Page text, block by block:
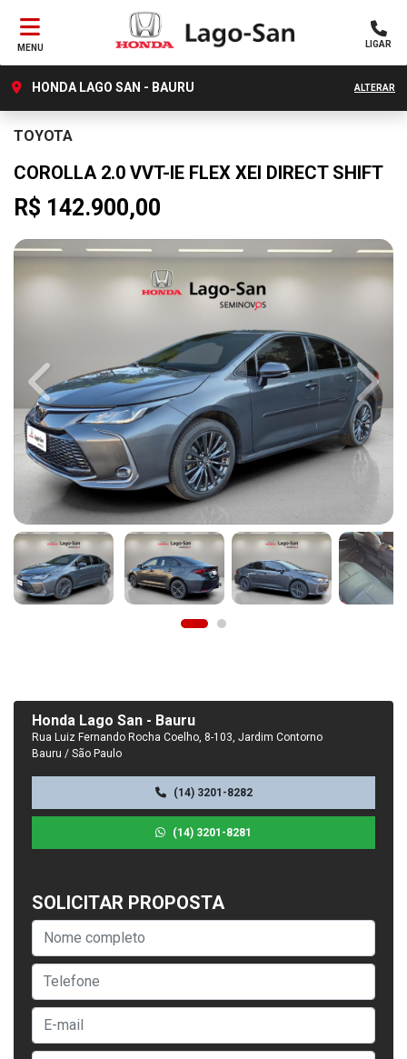
MENU LIGAR
HONDA LAGO SAN - BAURU ALTERAR
TOYOTA
COROLLA 2.0 VVT-IE FLEX XEI DIRECT SHIFT
R$ 142.900,00
Previous Next
Honda Lago San - Bauru
Rua Luiz Fernando Rocha Coelho, 8-103, Jardim Contorno
Bauru / São Paulo
(14) 3201-8282
(14) 3201-8281
SOLICITAR PROPOSTA